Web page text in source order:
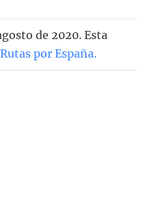
de 2020. Esta
Rutas por España.